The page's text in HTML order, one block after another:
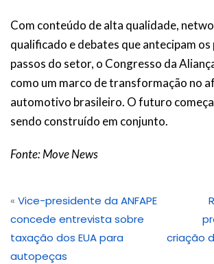
Com conteúdo de alta qualidade,
qualificado e debates que antecipam
passos do setor, o Congresso da
como um marco de transformação no
automotivo brasileiro. O futuro
sendo construído em conjunto.
Fonte: Move News
« Vice-presidente da ANFAPE
concede entrevista sobre
taxação dos EUA para
autopeças
criação